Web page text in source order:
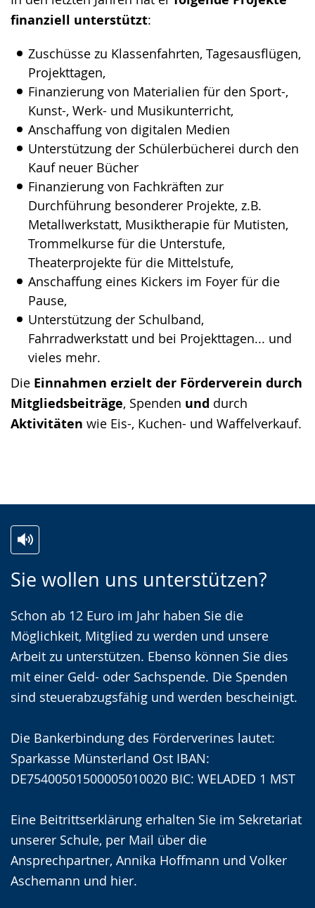
finanziell unterstützt:
Zuschüsse zu Klassenfahrten, Tagesausflügen,
Projekttagen,
Finanzierung von Materialien für den Sport-,
Kunst-, Werk- und Musikunterricht,
Anschaffung von digitalen Medien
Unterstützung der Schülerbücherei durch den
Kauf neuer Bücher
Finanzierung von Fachkräften zur
Durchführung besonderer Projekte, z.B.
Metallwerkstatt, Musiktherapie für Mutisten,
Trommelkurse für die Unterstufe,
Theaterprojekte für die Mittelstufe,
Anschaffung eines Kickers im Foyer für die
Pause,
Unterstützung der Schulband,
Fahrradwerkstatt und bei Projekttagen... und
vieles mehr.
Die Einnahmen erzielt der Förderverein durch
Mitgliedsbeiträge, Spenden und durch
Aktivitäten wie Eis-, Kuchen- und Waffelverkauf.
Sie wollen uns unterstützen?
Schon ab 12 Euro im Jahr haben Sie die
Möglichkeit, Mitglied zu werden und unsere
Arbeit zu unterstützen. Ebenso können Sie dies
mit einer Geld- oder Sachspende. Die Spenden
sind steuerabzugsfähig und werden bescheinigt.
Die Bankerbindung des Förderverines lautet:
Sparkasse Münsterland Ost IBAN:
DE75400501500005010020 BIC: WELADED 1 MST
Eine Beitrittserklärung erhalten Sie im Sekretariat
unserer Schule, per Mail über die
Ansprechpartner, Annika Hoffmann und Volker
Aschemann und hier.
u
L
e
i
c
h
e
n
S
r
a
c
h
k
i
v
i
e
r
A
u
d
o
-
U
n
i
V
i
d
e
o
n
D
e
t
s
c
h